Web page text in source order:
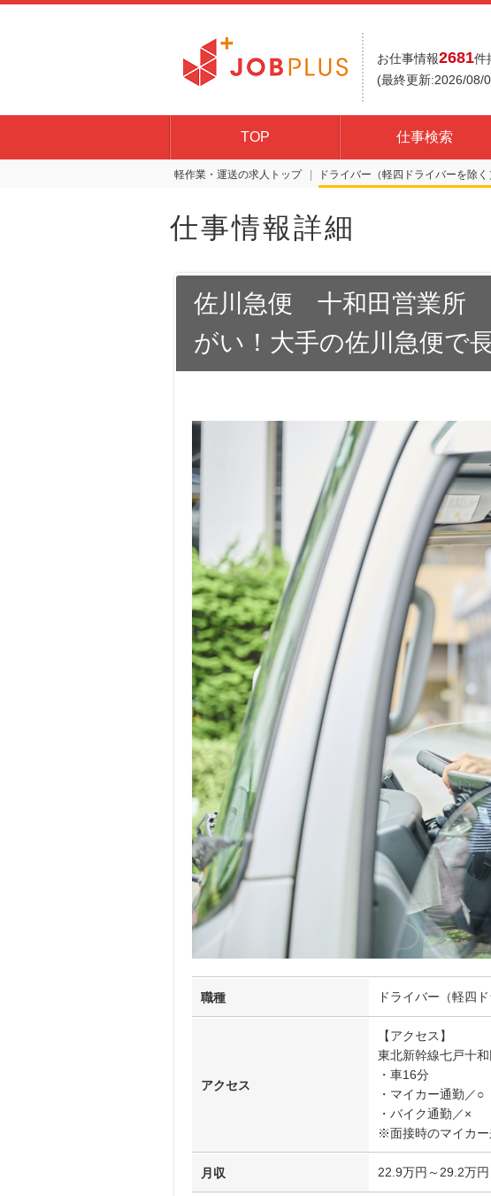
お仕事情報2681件
(最終更新:2026/08/
TOP 仕事検索
軽作業・運送の求人トップ ドライバー（軽四ドライバーを除く
仕事情報詳細
佐川急便 十和田営業所
がい！大手の佐川急便で
職種 ドライバー（軽四
アクセス
【アクセス】
東北新幹線七戸十
・車16分
・マイカー通勤／○
・バイク通勤／×
※面接時のマイカ
月収 22.9万円～29.2万円